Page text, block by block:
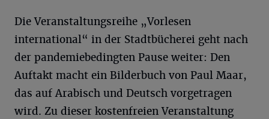
Die Veranstaltungsreihe „Vorlesen
international“ in der Stadtbücherei geht nach
der pandemiebedingten Pause weiter: Den
Auftakt macht ein Bilderbuch von Paul Maar,
das auf Arabisch und Deutsch vorgetragen
wird. Zu dieser kostenfreien Veranstaltung